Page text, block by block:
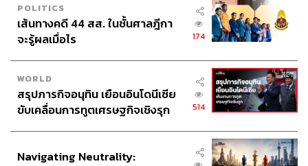
POLITICS
เส้นทางคดี 44 สส. ในชั้นศาลฎีกา
จะรู้ผลเมื่อไร
174
WORLD
สรุปภารกิจอนุทิน เยือนอินโดนีเซีย
ขับเคลื่อนการทูตเศรษฐกิจเชิงรุก
514
Navigating Neutrality: